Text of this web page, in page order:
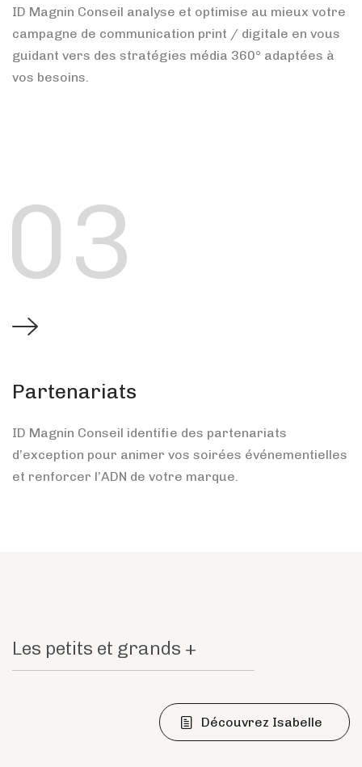
ID Magnin Conseil analyse et optimise au mieux votre
campagne de communication print / digitale en vous
guidant vers des stratégies média 360° adaptées à
vos besoins.
03
Partenariats
ID Magnin Conseil identifie des partenariats
d’exception pour animer vos soirées événementielles
et renforcer l’ADN de votre marque.
Les petits et grands +
Découvrez Isabelle